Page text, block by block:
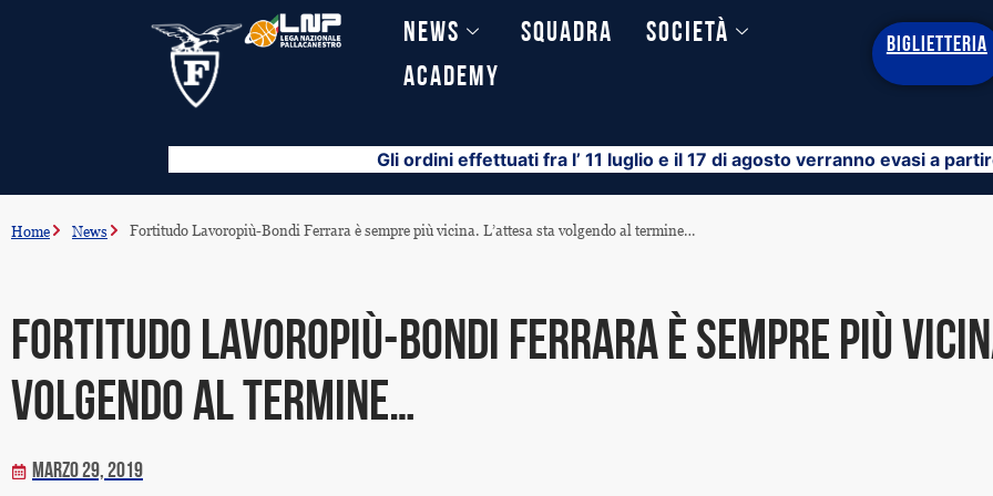
News Squadra
Società
Academy
BIGLIETTERIA
Gli ordini effettuati fra l’ 11 luglio e il 17 di agosto verranno evasi a
Home News Fortitudo Lavoropiù-Bondi Ferrara è sempre più vicina. L’attesa sta volgendo al termine…
Fortitudo Lavoropiù-Bondi Ferrara è sempre più
volgendo al termine…
Marzo 29, 2019